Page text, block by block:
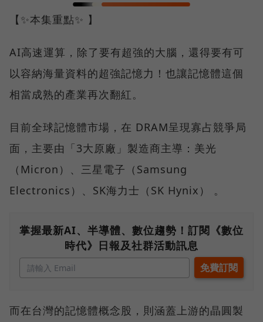
【✨本集重點✨ 】
AI高速運算，除了要有超強的大腦，還得要有可
以容納海量資料的超強記憶力！也讓記憶體這個
相當成熟的產業再次翻紅。
目前全球記憶體市場，在 DRAM呈現寡占競爭局
面，主要由「3大原廠」製造商主導：美光
（Micron）、三星電子（Samsung
Electronics）、SK海力士（SK Hynix） 。
掌握最新AI、半導體、數位趨勢！訂閱《數位
時代》日報及社群活動訊息
而在台灣的記憶體概念股，則涵蓋上游的晶圓製